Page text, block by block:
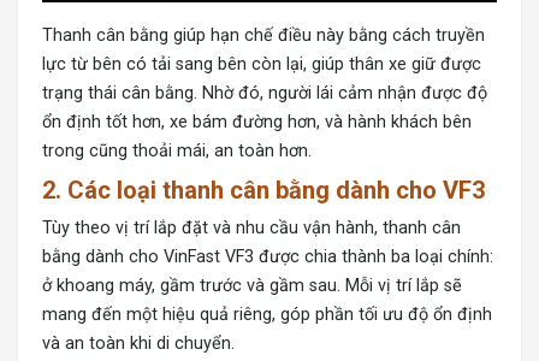
Thanh cân bằng giúp hạn chế điều này bằng cách truyền
lực từ bên có tải sang bên còn lại, giúp thân xe giữ được
trạng thái cân bằng. Nhờ đó, người lái cảm nhận được độ
ổn định tốt hơn, xe bám đường hơn, và hành khách bên
trong cũng thoải mái, an toàn hơn.
2. Các loại thanh cân bằng dành cho VF3
Tùy theo vị trí lắp đặt và nhu cầu vận hành, thanh cân
bằng dành cho VinFast VF3 được chia thành ba loại chính:
ở khoang máy, gầm trước và gầm sau. Mỗi vị trí lắp sẽ
mang đến một hiệu quả riêng, góp phần tối ưu độ ổn định
và an toàn khi di chuyển.